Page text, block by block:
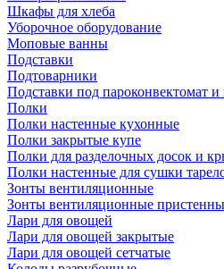
Шкафы для хлеба
Уборочное оборудование
Моповые ванны
Подставки
Подтоварники
Подставки под пароконвектомат
Полки
Полки настенные кухонные
Полки закрытые купе
Полки для разделочных досок и
Полки настенные для сушки
Зонты вентиляционные
Зонты вентиляционные
Лари для овощей
Лари для овощей закрытые
Лари для овощей сетчатые